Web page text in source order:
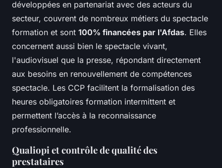
développées en partenariat avec des acteurs du
secteur, couvrent de nombreux métiers du spectacle
formation et sont 100% financées par l'Afdas. Elles
concernent aussi bien le spectacle vivant,
l'audiovisuel que la presse, répondant directement
aux besoins en renouvellement de compétences
spectacle. Les CCP facilitent la formalisation des
heures obligatoires formation intermittent et
permettent l’accès à la reconnaissance
professionnelle.
Qualiopi et contrôle de qualité des
prestataires